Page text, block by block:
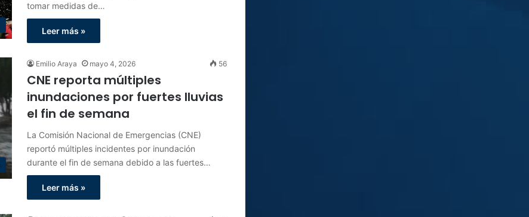
tomar medidas de…
Leer más »
Emilio Araya mayo 4, 2026 56
CNE reporta múltiples
inundaciones por fuertes lluvias
el fin de semana
La Comisión Nacional de Emergencias (CNE)
reportó múltiples incidentes por inundación
durante el fin de semana debido a las fuertes…
Leer más »